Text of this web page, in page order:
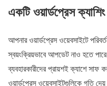
একটি ওয়ার্ডপ্রেস
আপনার ওয়ার্ডপ্রেস ওয়েবসাইটে
স্বয়ংক্রিয়ভাবে আপডেট নাও হতে
ব্যবহারকারীদের প্রায়শই ক্যাশে
ওয়ার্ডপ্রেস ওয়েবসাইটগুলিকে গতি